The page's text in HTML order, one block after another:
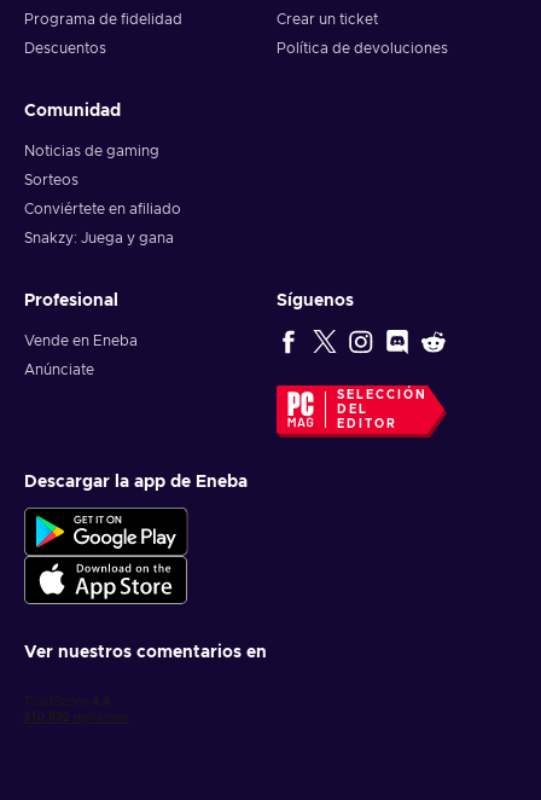
Programa de fidelidad
Descuentos
Crear un ticket
Política de devoluciones
Comunidad
Noticias de gaming
Sorteos
Conviértete en afiliado
Snakzy: Juega y gana
Profesional
Vende en Eneba
Anúnciate
Síguenos
SELECCIÓN
DEL
EDITOR
Descargar la app de Eneba
Ver nuestros comentarios en